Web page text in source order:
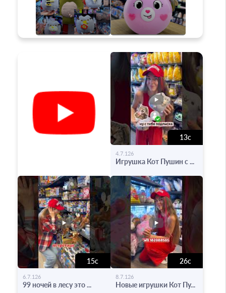
13с
4.7.126
Игрушка Кот Пушин с ...
15с
6.7.126
99 ночей в лесу это ...
26с
8.7.126
Новые игрушки Кот Пу...